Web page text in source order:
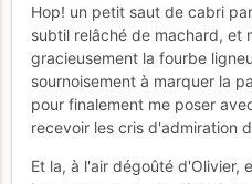
Hop! un petit saut de cabri
subtil relâché de machard, et
gracieusement la fourbe
sournoisement à marquer la
pour finalement me poser
recevoir les cris d'admiration
Et la, à l'air dégoûté d'Olivier,